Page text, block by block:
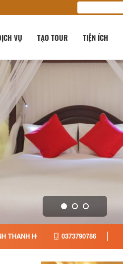
VỤ TẠO TOUR TIỆN ÍCH
HOÁ, TỈNH THANH HÓA
0373790786